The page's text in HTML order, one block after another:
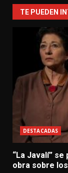
TE PUEDEN
DESTACADAS
“La Javalí”
obra sobre